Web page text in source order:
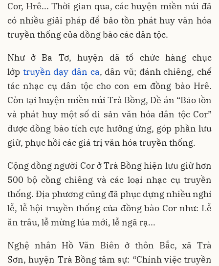
Cor, Hrê... Thời gian qua, các huyện miền núi đã
có nhiều giải pháp để bảo tồn phát huy văn hóa
truyền thống của đồng bào các dân tộc.
Như ở Ba Tơ, huyện đã tổ chức hàng chục
lớp truyền dạy dân ca, dân vũ; đánh chiêng, chế
tác nhạc cụ dân tộc cho con em đồng bào Hrê.
Còn tại huyện miền núi Trà Bồng, Đề án “Bảo tồn
và phát huy một số di sản văn hóa dân tộc Cor”
được đồng bào tích cực hưởng ứng, góp phần lưu
giữ, phục hồi các giá trị văn hóa truyền thống.
Cộng đồng người Cor ở Trà Bồng hiện lưu giữ hơn
500 bộ cồng chiêng và các loại nhạc cụ truyền
thống. Địa phương cũng đã phục dựng nhiều nghi
lễ, lễ hội truyền thống của đồng bào Cor như: Lễ
ăn trâu, lễ mừng lúa mới, lễ ngã rạ...
Nghệ nhân Hồ Văn Biên ở thôn Bắc, xã Trà
Sơn, huyện Trà Bồng tâm sự: “Chính việc truyền